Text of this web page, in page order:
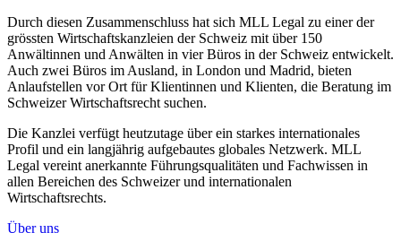
Durch diesen Zusammenschluss hat sich MLL Legal zu einer der
grössten Wirtschaftskanzleien der Schweiz mit über 150
Anwältinnen und Anwälten in vier Büros in der Schweiz entwickelt.
Auch zwei Büros im Ausland, in London und Madrid, bieten
Anlaufstellen vor Ort für Klientinnen und Klienten, die Beratung im
Schweizer Wirtschaftsrecht suchen.
Die Kanzlei verfügt heutzutage über ein starkes internationales
Profil und ein langjährig aufgebautes globales Netzwerk. MLL
Legal vereint anerkannte Führungsqualitäten und Fachwissen in
allen Bereichen des Schweizer und internationalen
Wirtschaftsrechts.
Über uns